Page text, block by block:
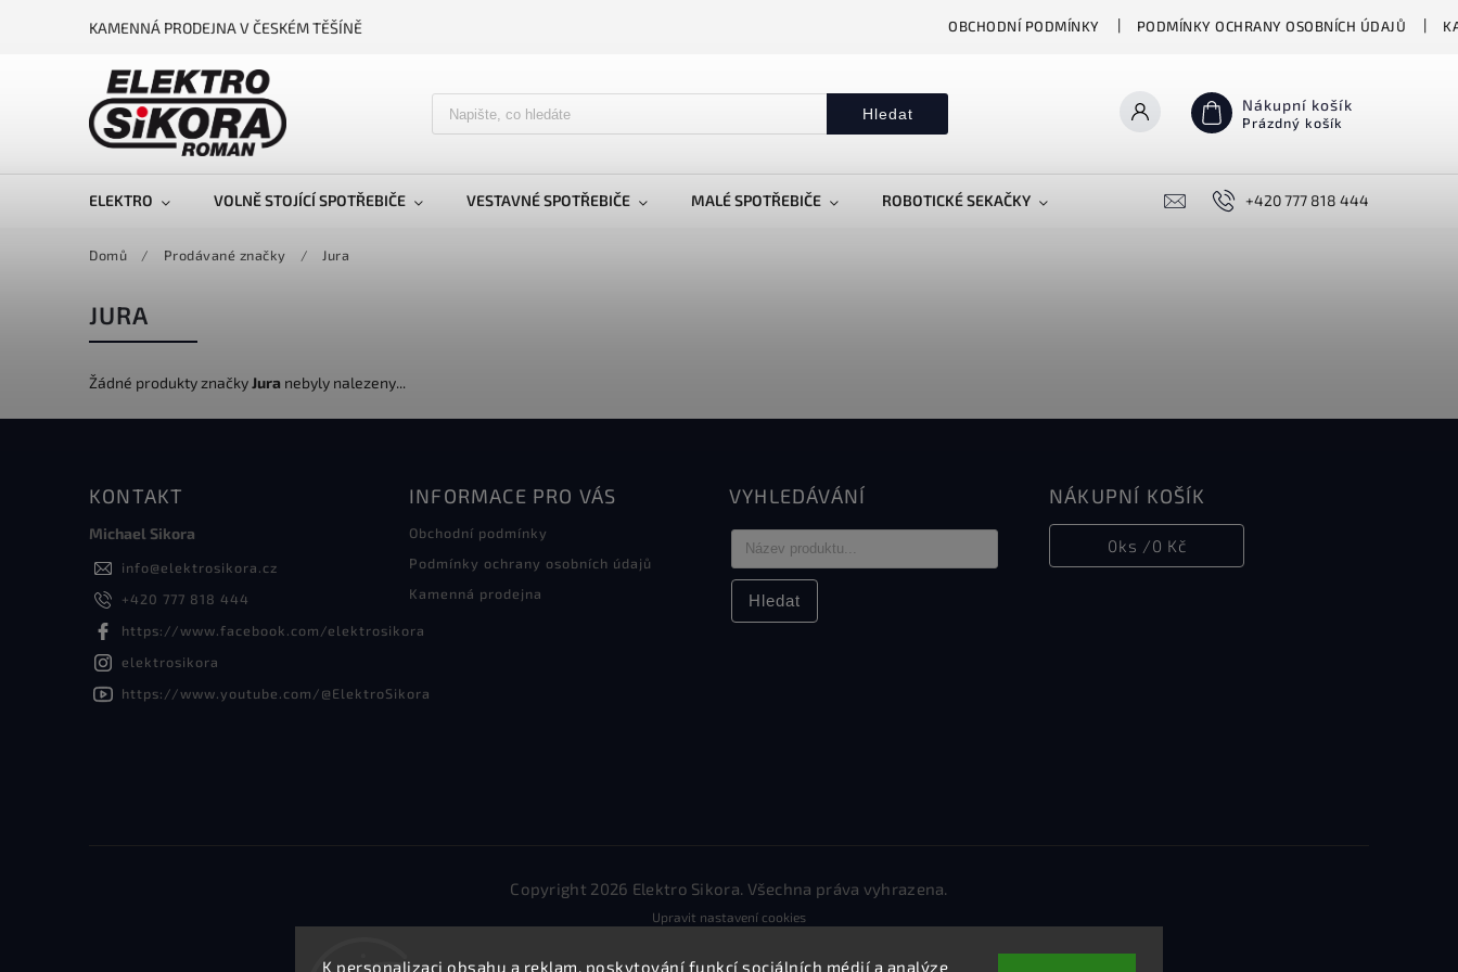
K personalizaci obsahu a reklam, poskytování funkcí sociálních médií a analýze
KAMENNÁ PRODEJNA V ČESKÉM TĚŠÍNĚ OBCHODNÍ PODMÍNKY PODMÍNKY OCHRANY OSOBNÍCH ÚDAJŮ
Hledat Nákupní košík
Prázdný košík
ELEKTRO VOLNĚ STOJÍCÍ SPOTŘEBIČE VESTAVNÉ SPOTŘEBIČE MALÉ SPOTŘEBIČE ROBOTICKÉ SEKAČKY PŘEKLADAČE VASCO BIONICKÉ MOPY
+420 777 818 444
Domů / Prodávané značky / Jura
JURA
Žádné produkty značkyJura nebyly nalezeny...
KONTAKT
Michael Sikora
info@elektrosikora.cz
+420 777 818 444
https://www.facebook.com/elektrosikora
elektrosikora
https://www.youtube.com/@ElektroSikora
INFORMACE PRO VÁS
Obchodní podmínky
Podmínky ochrany osobních údajů
Kamenná prodejna
VYHLEDÁVÁNÍ
Hledat
NÁKUPNÍ KOŠÍK
0ks /0 Kč
Copyright 2026 Elektro Sikora. Všechna práva vyhrazena.
Upravit nastavení cookies